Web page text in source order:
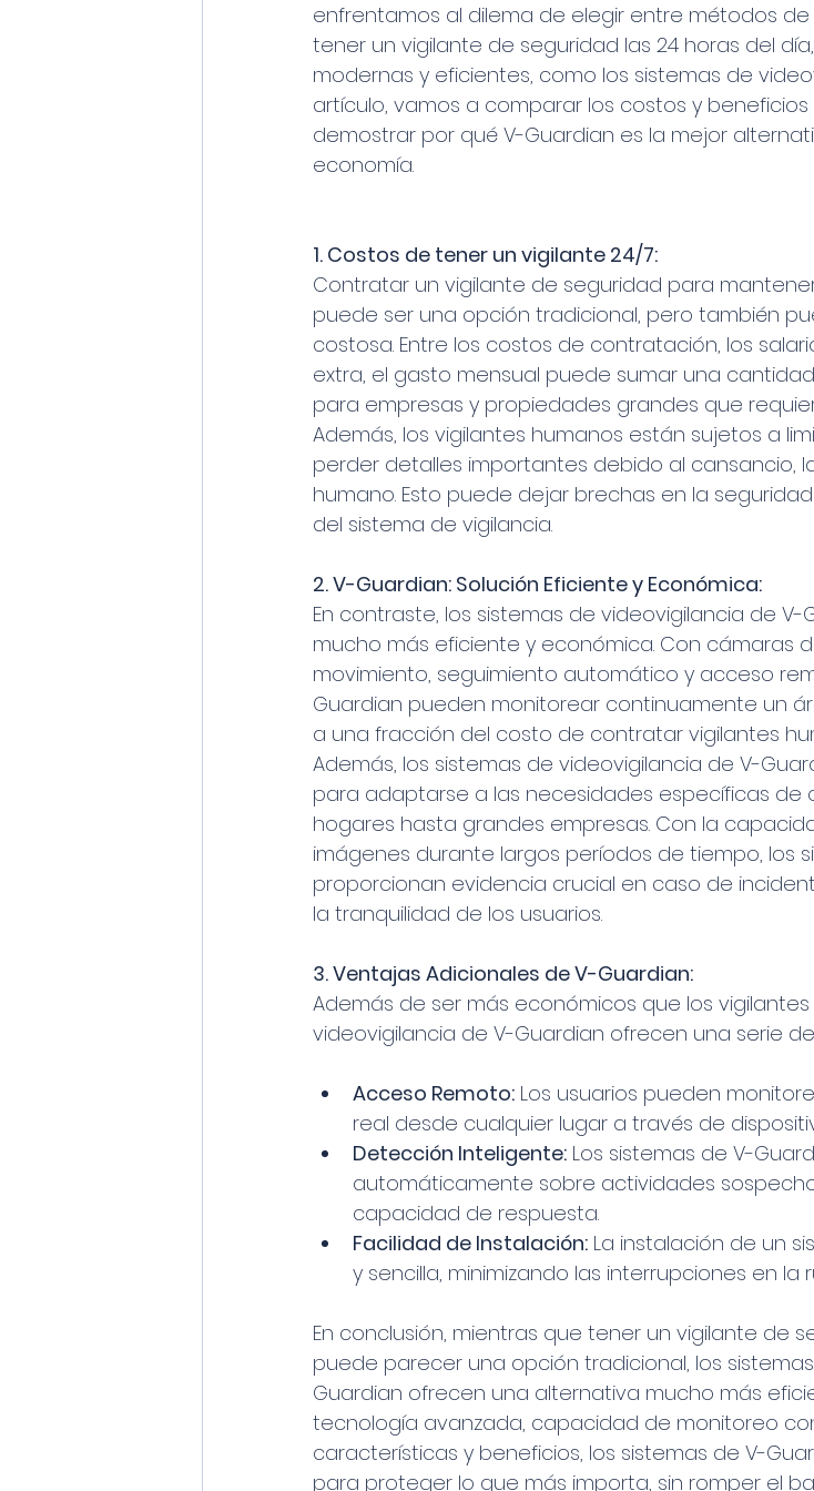
enfrentamos al dilema de elegir entre métodos
tener un vigilante de seguridad las 24 horas del
modernas y eficientes, como los sistemas de
artículo, vamos a comparar los costos y
demostrar por qué V-Guardian es la mejor
economía.
1. Costos de tener un vigilante 24/7:
Contratar un vigilante de seguridad para
puede ser una opción tradicional, pero también
costosa. Entre los costos de contratación, los
extra, el gasto mensual puede sumar una
para empresas y propiedades grandes que
Además, los vigilantes humanos están sujetos a
perder detalles importantes debido al cansancio,
humano. Esto puede dejar brechas en la
del sistema de vigilancia.
2. V-Guardian: Solución Eficiente y Económica:
En contraste, los sistemas de videovigilancia de
mucho más eficiente y económica. Con cámaras
movimiento, seguimiento automático y acceso
Guardian pueden monitorear continuamente un
a una fracción del costo de contratar vigilantes
Además, los sistemas de videovigilancia de V-
para adaptarse a las necesidades específicas de
hogares hasta grandes empresas. Con la
imágenes durante largos períodos de tiempo, los
proporcionan evidencia crucial en caso de
la tranquilidad de los usuarios.
3. Ventajas Adicionales de V-Guardian:
Además de ser más económicos que los
videovigilancia de V-Guardian ofrecen una serie
Acceso Remoto: Los usuarios pueden
real desde cualquier lugar a través de
Detección Inteligente: Los sistemas de V-
automáticamente sobre actividades
capacidad de respuesta.
Facilidad de Instalación: La instalación de un
y sencilla, minimizando las interrupciones en la
En conclusión, mientras que tener un vigilante de
puede parecer una opción tradicional, los
Guardian ofrecen una alternativa mucho más
tecnología avanzada, capacidad de monitoreo
características y beneficios, los sistemas de V-
para proteger lo que más importa, sin romper el